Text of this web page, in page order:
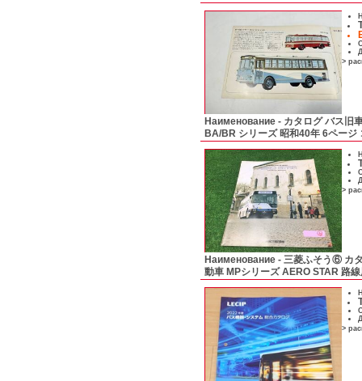
>
Наименование - カタログ バス旧
BA/BR シリーズ 昭和40年 6ページ
>
Наименование - 三菱ふそう⑥ カ
動車 MPシリーズ AERO STAR 路
>